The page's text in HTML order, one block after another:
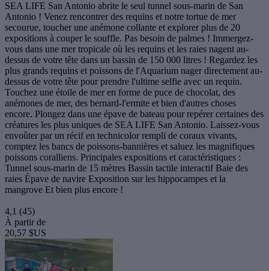
SEA LIFE San Antonio abrite le seul tunnel sous-marin de San
Antonio ! Venez rencontrer des requins et notre tortue de mer
secourue, toucher une anémone collante et explorer plus de 20
expositions à couper le souffle. Pas besoin de palmes ! Immergez-
vous dans une mer tropicale où les requins et les raies nagent au-
dessus de votre tête dans un bassin de 150 000 litres ! Regardez les
plus grands requins et poissons de l'Aquarium nager directement au-
dessus de votre tête pour prendre l'ultime selfie avec un requin.
Touchez une étoile de mer en forme de puce de chocolat, des
anémones de mer, des bernard-l'ermite et bien d'autres choses
encore. Plongez dans une épave de bateau pour repérer certaines des
créatures les plus uniques de SEA LIFE San Antonio. Laissez-vous
envoûter par un récif en technicolor rempli de coraux vivants,
comptez les bancs de poissons-bannières et saluez les magnifiques
poissons coralliens. Principales expositions et caractéristiques :
Tunnel sous-marin de 15 mètres Bassin tactile interactif Baie des
raies Épave de navire Exposition sur les hippocampes et la
mangrove Et bien plus encore !
4,1 (45)
À partir de
20,57 $US